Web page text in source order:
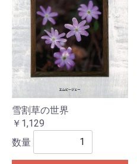
雪割草の世界
￥1,129
数量